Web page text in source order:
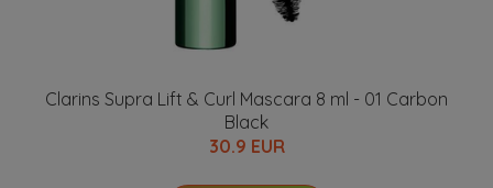
Clarins Supra Lift & Curl Mascara 8 ml - 01 Carbon
Black
30.9 EUR